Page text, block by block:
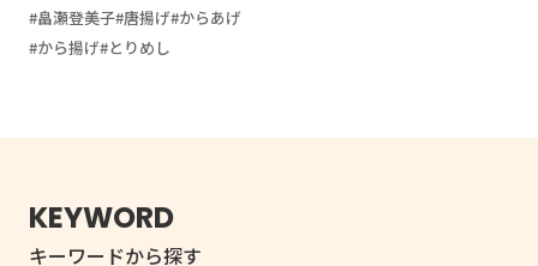
畠瀬登美子 唐揚げ からあげ
から揚げ とりめし
KEYWORD
キーワードから探す